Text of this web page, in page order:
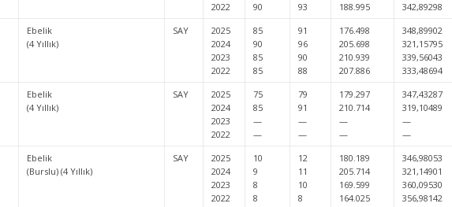
2022
90
93
188.995
342,89298
Ebelik
(4 Yıllık)
SAY
2025
2024
2023
2022
85
90
85
85
91
96
90
88
176.498
205.698
210.939
207.886
348,89902
321,15795
339,56043
333,48694
Ebelik
(4 Yıllık)
SAY
2025
2024
2023
2022
75
85
—
—
79
91
—
—
179.297
210.714
—
—
347,43287
319,10489
—
—
Ebelik
(Burslu) (4 Yıllık)
SAY
2025
2024
2023
2022
10
9
8
8
12
11
10
8
180.189
205.714
169.599
164.025
346,98053
321,14901
360,09530
356,98142